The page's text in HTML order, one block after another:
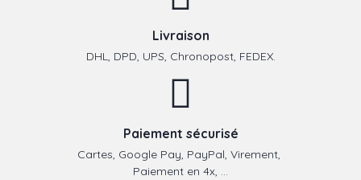
Livraison
DHL, DPD, UPS, Chronopost, FEDEX.
Paiement sécurisé
Cartes, Google Pay, PayPal, Virement,
Paiement en 4x, ...